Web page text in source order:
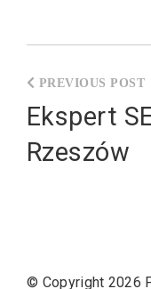
wpisu
Ekspert
Rzeszów
© Copyright 2026